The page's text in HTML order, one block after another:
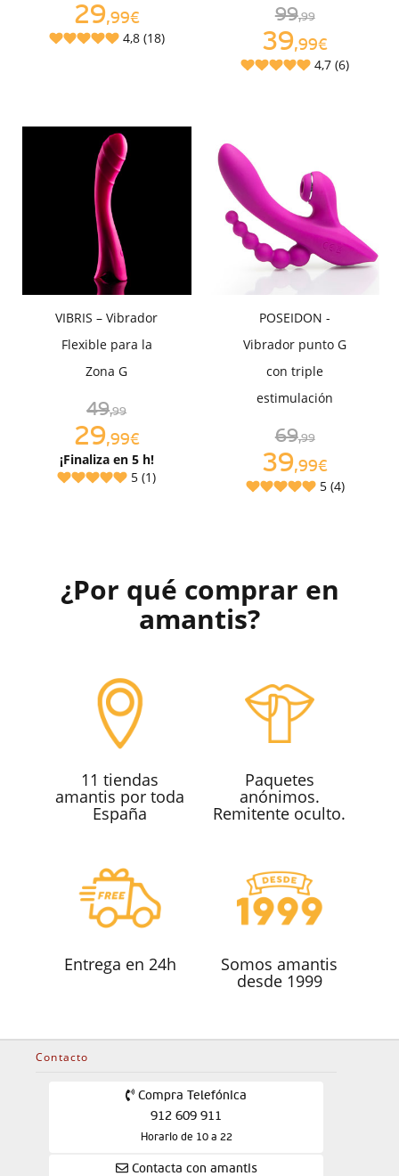
29,99€
4,8 (18)
99,99
39,99€
4,7 (6)
VIBRIS – Vibrador
Flexible para la
Zona G
49,99
29,99€
¡Finaliza en 5 h!
5 (1)
POSEIDON -
Vibrador punto G
con triple
estimulación
69,99
39,99€
5 (4)
¿Por qué comprar en
amantis?
11 tiendas
amantis por toda
España
Paquetes
anónimos.
Remitente oculto.
Entrega en 24h Somos amantis
desde 1999
Contacto
Compra Telefónica
912 609 911
Horario de 10 a 22
Contacta con amantis